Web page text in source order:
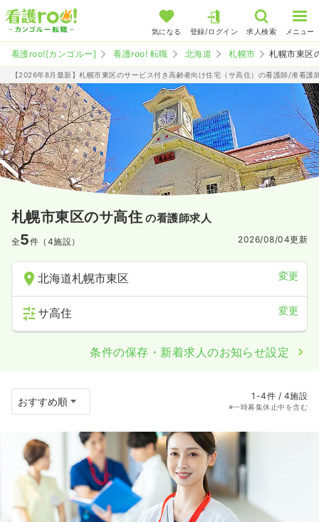
気になる 登録/ログイン 求人検索 メニュー
看護roo![カンゴルー] 看護roo! 転職 北海道 札幌市 札幌市東区
【2026年8月最新】札幌市東区のサービス付き高齢者向け住宅（サ高住）の看護師/准看護
札幌市東区のサ高住 の看護師求人
全5件（4施設） 2026/08/04更新
北海道札幌市東区 変更
サ高住 変更
条件の保存・新着求人のお知らせ設定
1-4件 / 4施設
※一時募集休止中を含む